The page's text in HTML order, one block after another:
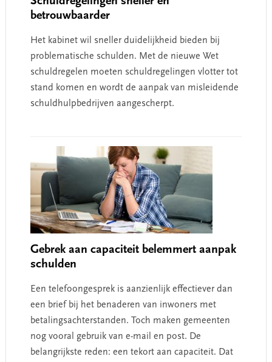
betrouwbaarder
Het kabinet wil sneller duidelijkheid bieden bij
problematische schulden. Met de nieuwe Wet
schuldregelen moeten schuldregelingen vlotter tot
stand komen en wordt de aanpak van misleidende
schuldhulpbedrijven aangescherpt.
Gebrek aan capaciteit belemmert aanpak
schulden
Een telefoongesprek is aanzienlijk effectiever dan
een brief bij het benaderen van inwoners met
betalingsachterstanden. Toch maken gemeenten
nog vooral gebruik van e-mail en post. De
belangrijkste reden: een tekort aan capaciteit. Dat